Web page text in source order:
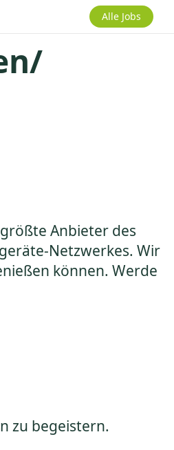
Alle Jobs
Anbieter des
Netzwerkes. Wir
können. Werde
zu begeistern.